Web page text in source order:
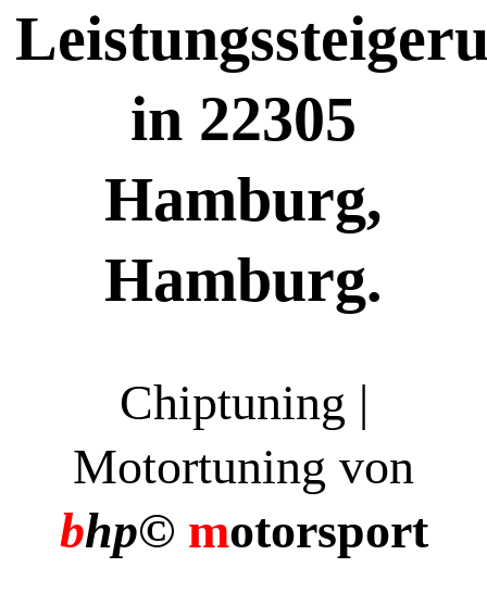
in 22305
Hamburg,
Hamburg.
Chiptuning |
Motortuning von
bhp© motorsport